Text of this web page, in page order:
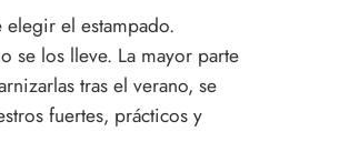
el estampado.
se los lleve. La mayor parte
tras el verano, se
fuertes, prácticos y